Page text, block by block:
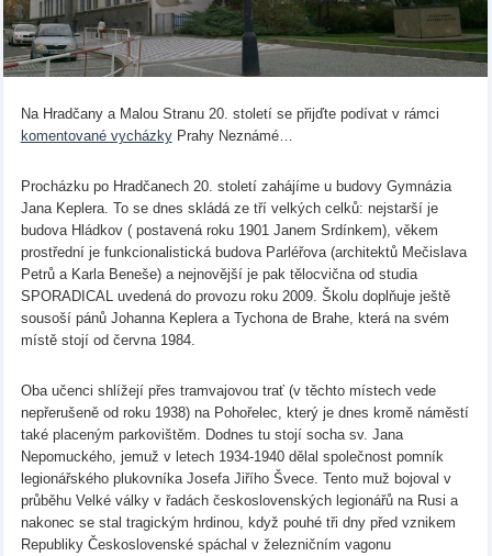
Na Hradčany a Malou Stranu 20. století se přijďte podívat v rámci
komentované vycházkyPrahy Neznámé…
Procházku po Hradčanech 20. století zahájíme u budovy Gymnázia
Jana Keplera. To se dnes skládá ze tří velkých celků: nejstarší je
budova Hládkov ( postavená roku 1901 Janem Srdínkem), věkem
prostřední je funkcionalistická budova Parléřova (architektů Mečislava
Petrů a Karla Beneše) a nejnovější je pak tělocvična od studia
SPORADICAL uvedená do provozu roku 2009. Školu doplňuje ještě
sousoší pánů Johanna Keplera a Tychona de Brahe, která na svém
místě stojí od června 1984.
Oba učenci shlížejí přes tramvajovou trať (v těchto místech vede
nepřerušeně od roku 1938) na Pohořelec, který je dnes kromě náměstí
také placeným parkovištěm. Dodnes tu stojí socha sv. Jana
Nepomuckého, jemuž v letech 1934-1940 dělal společnost pomník
legionářského plukovníka Josefa Jiřího Švece. Tento muž bojoval v
průběhu Velké války v řadách československých legionářů na Rusi a
nakonec se stal tragickým hrdinou, když pouhé tři dny před vznikem
Republiky Československé spáchal v železničním vagonu